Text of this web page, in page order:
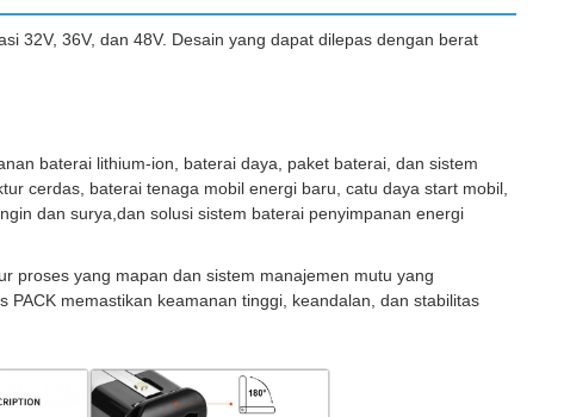
32V, 36V, dan 48V. Desain yang dapat dilepas dengan berat
baterai lithium-ion, baterai daya, paket baterai, dan sistem
cerdas, baterai tenaga mobil energi baru, catu daya start mobil,
dan surya,dan solusi sistem baterai penyimpanan energi
proses yang mapan dan sistem manajemen mutu yang
memastikan keamanan tinggi, keandalan, dan stabilitas